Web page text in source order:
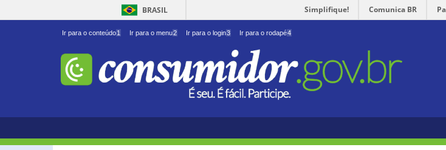
BRASIL Simplifique! Comunica BR
Ir para o conteúdo1 Ir para o menu2 Ir para o login3 Ir para o rodapé4